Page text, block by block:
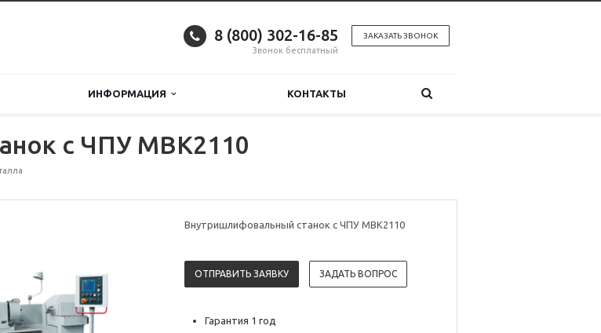
ЗАКАЗАТЬ ЗВОНОК
8 (800) 302-16-85
Звонок бесплатный
ИНФОРМАЦИЯ КОНТАКТЫ
с ЧПУ MBK2110
Внутришлифовальный станок с ЧПУ MBK2110
ОТПРАВИТЬ ЗАЯВКУ ЗАДАТЬ ВОПРОС
Гарантия 1 год